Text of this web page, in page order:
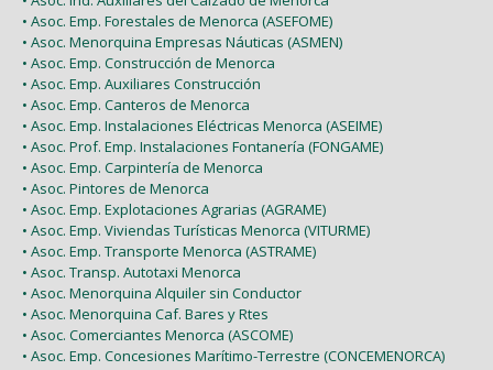
• Asoc. Emp. Forestales de Menorca (ASEFOME)
• Asoc. Menorquina Empresas Náuticas (ASMEN)
• Asoc. Emp. Construcción de Menorca
• Asoc. Emp. Auxiliares Construcción
• Asoc. Emp. Canteros de Menorca
• Asoc. Emp. Instalaciones Eléctricas Menorca (ASEIME)
• Asoc. Prof. Emp. Instalaciones Fontanería (FONGAME)
• Asoc. Emp. Carpintería de Menorca
• Asoc. Pintores de Menorca
• Asoc. Emp. Explotaciones Agrarias (AGRAME)
• Asoc. Emp. Viviendas Turísticas Menorca (VITURME)
• Asoc. Emp. Transporte Menorca (ASTRAME)
• Asoc. Transp. Autotaxi Menorca
• Asoc. Menorquina Alquiler sin Conductor
• Asoc. Menorquina Caf. Bares y Rtes
• Asoc. Comerciantes Menorca (ASCOME)
• Asoc. Emp. Concesiones Marítimo-Terrestre (CONCEMENORCA)